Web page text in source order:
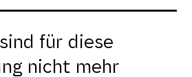
für diese
nicht mehr